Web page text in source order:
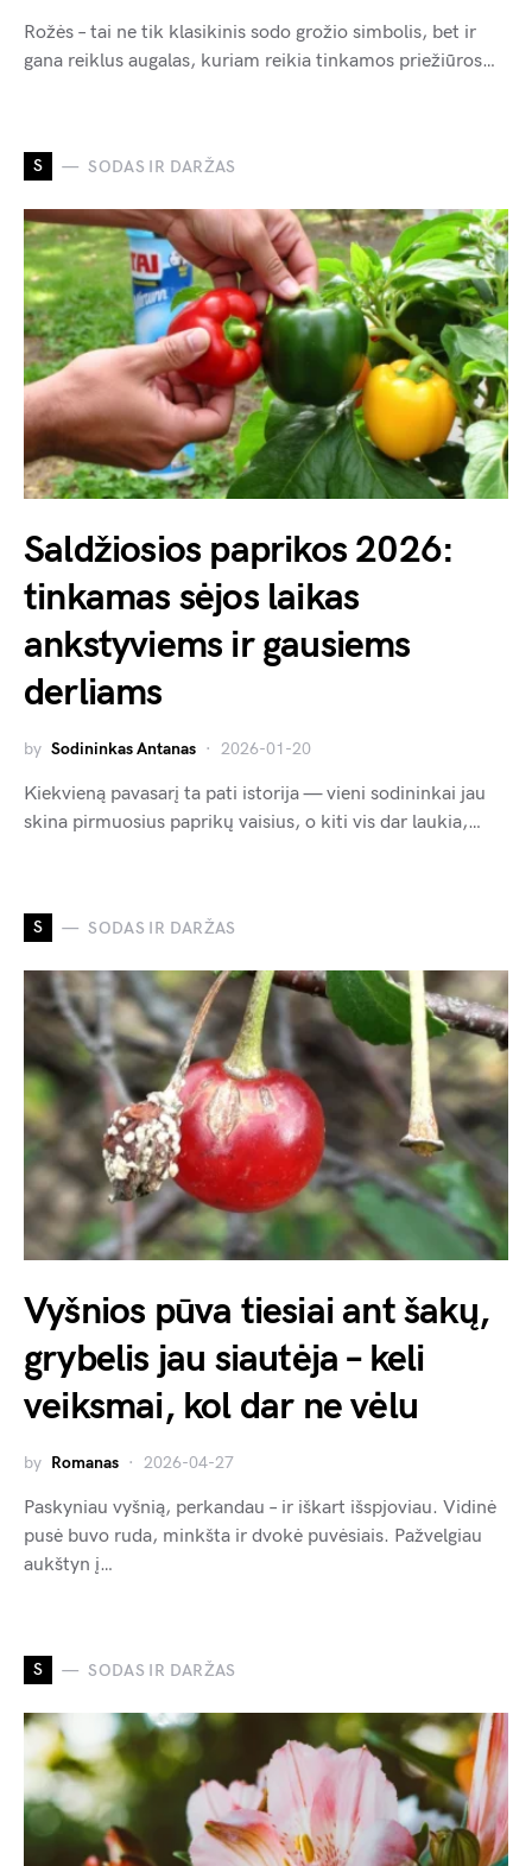
Rožės – tai ne tik klasikinis sodo grožio simbolis, bet ir
gana reiklus augalas, kuriam reikia tinkamos priežiūros…
S SODAS IR DARŽAS
Saldžiosios paprikos 2026:
tinkamas sėjos laikas
ankstyviems ir gausiems
derliams
by Sodininkas Antanas 2026-01-20
Kiekvieną pavasarį ta pati istorija — vieni sodininkai jau
skina pirmuosius paprikų vaisius, o kiti vis dar laukia,…
S SODAS IR DARŽAS
Vyšnios pūva tiesiai ant šakų,
grybelis jau siautėja – keli
veiksmai, kol dar ne vėlu
by Romanas 2026-04-27
Paskyniau vyšnią, perkandau – ir iškart išspjoviau. Vidinė
pusė buvo ruda, minkšta ir dvokė puvėsiais. Pažvelgiau
aukštyn į…
S SODAS IR DARŽAS